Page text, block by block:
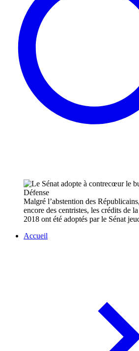
Malgré l’abstention des
encore des centristes, les crédits de
2018 ont été adoptés par le Sénat
Accueil